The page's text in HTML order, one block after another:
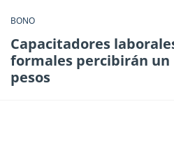
BONO
Capacitadores
formales percibirán un
pesos